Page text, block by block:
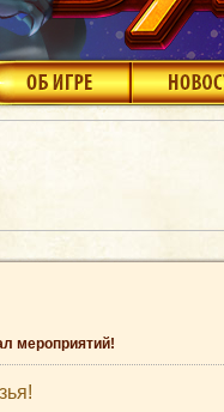
мероприятий!